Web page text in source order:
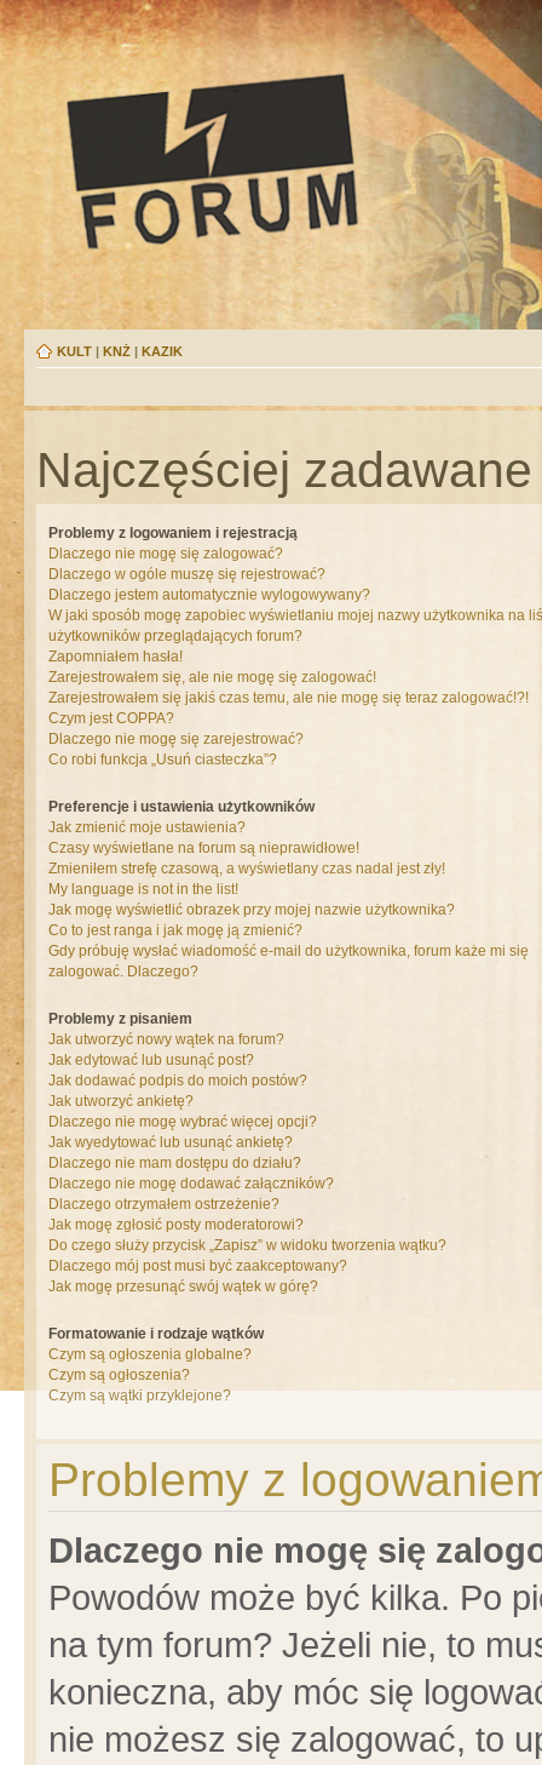
KULT | KNŻ | KAZIK
Najczęściej
Problemy z logowaniem i rejestracją
Dlaczego nie mogę się zalogować?
Dlaczego w ogóle muszę się rejestrować?
Dlaczego jestem automatycznie wylogowywany?
W jaki sposób mogę zapobiec wyświetlaniu mojej nazwy użytkownika na
użytkowników przeglądających forum?
Zapomniałem hasła!
Zarejestrowałem się, ale nie mogę się zalogować!
Zarejestrowałem się jakiś czas temu, ale nie mogę się teraz zalogować!?!
Czym jest COPPA?
Dlaczego nie mogę się zarejestrować?
Co robi funkcja „Usuń ciasteczka”?
Preferencje i ustawienia użytkowników
Jak zmienić moje ustawienia?
Czasy wyświetlane na forum są nieprawidłowe!
Zmieniłem strefę czasową, a wyświetlany czas nadal jest zły!
My language is not in the list!
Jak mogę wyświetlić obrazek przy mojej nazwie użytkownika?
Co to jest ranga i jak mogę ją zmienić?
Gdy próbuję wysłać wiadomość e-mail do użytkownika, forum każe mi się
zalogować. Dlaczego?
Problemy z pisaniem
Jak utworzyć nowy wątek na forum?
Jak edytować lub usunąć post?
Jak dodawać podpis do moich postów?
Jak utworzyć ankietę?
Dlaczego nie mogę wybrać więcej opcji?
Jak wyedytować lub usunąć ankietę?
Dlaczego nie mam dostępu do działu?
Dlaczego nie mogę dodawać załączników?
Dlaczego otrzymałem ostrzeżenie?
Jak mogę zgłosić posty moderatorowi?
Do czego służy przycisk „Zapisz” w widoku tworzenia wątku?
Dlaczego mój post musi być zaakceptowany?
Jak mogę przesunąć swój wątek w górę?
Formatowanie i rodzaje wątków
Czym są ogłoszenia globalne?
Czym są ogłoszenia?
Czym są wątki przyklejone?
Problemy z
Dlaczego nie mogę się
Powodów może być kilka. Po
na tym forum? Jeżeli nie, to
konieczna, aby móc się
nie możesz się zalogować, to